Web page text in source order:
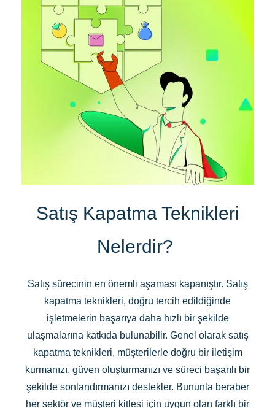
Satış Kapatma Teknikleri
Nelerdir?
Satış sürecinin en önemli aşaması kapanıştır. Satış
kapatma teknikleri, doğru tercih edildiğinde
işletmelerin başarıya daha hızlı bir şekilde
ulaşmalarına katkıda bulunabilir. Genel olarak satış
kapatma teknikleri, müşterilerle doğru bir iletişim
kurmanızı, güven oluşturmanızı ve süreci başarılı bir
şekilde sonlandırmanızı destekler. Bununla beraber
her sektör ve müşteri kitlesi için uygun olan farklı bir